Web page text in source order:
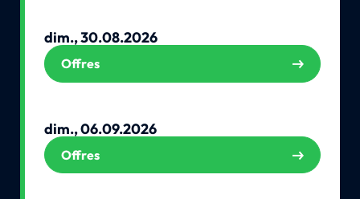
dim., 30.08.2026
Offres
dim., 06.09.2026
Offres